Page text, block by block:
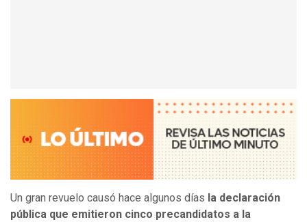
Un gran revuelo causó hace algunos días la declaración
pública que emitieron cinco precandidatos a la